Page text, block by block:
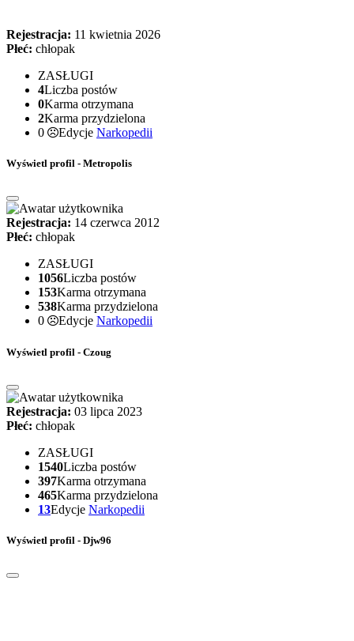
Rejestracja: 11 kwietnia 2026
Płeć: chłopak
ZASŁUGI
4Liczba postów
0Karma otrzymana
2Karma przydzielona
0
Edycje Narkopedii
Wyświetl profil - Metropolis
Rejestracja: 14 czerwca 2012
Płeć: chłopak
ZASŁUGI
1056Liczba postów
153Karma otrzymana
538Karma przydzielona
0
Edycje Narkopedii
Wyświetl profil - Czoug
Rejestracja: 03 lipca 2023
Płeć: chłopak
ZASŁUGI
1540Liczba postów
397Karma otrzymana
465Karma przydzielona
13Edycje Narkopedii
Wyświetl profil - Djw96